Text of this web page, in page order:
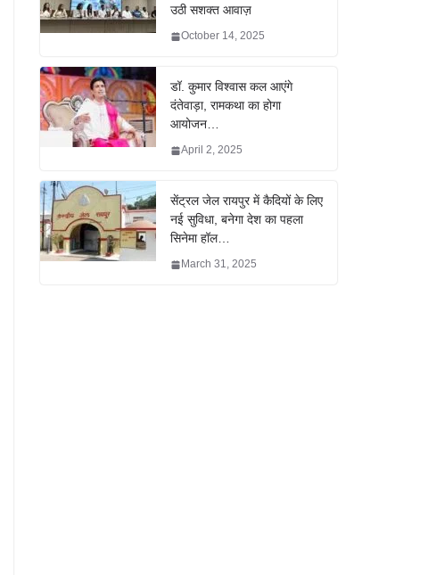
उठी सशक्त आवाज़
October 14, 2025
डॉ. कुमार विश्वास कल आएंगे
दंतेवाड़ा, रामकथा का होगा
आयोजन…
April 2, 2025
सेंट्रल जेल रायपुर में कैदियों के लिए
नई सुविधा, बनेगा देश का पहला
सिनेमा हॉल…
March 31, 2025